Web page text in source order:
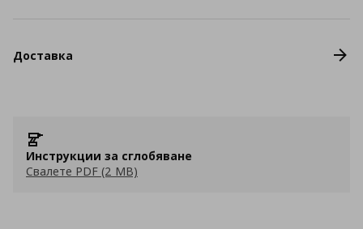
Доставка
Инструкции за сглобяване
Свалете PDF (2 MB)